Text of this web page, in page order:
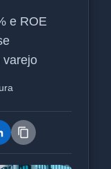
e ROE
varejo